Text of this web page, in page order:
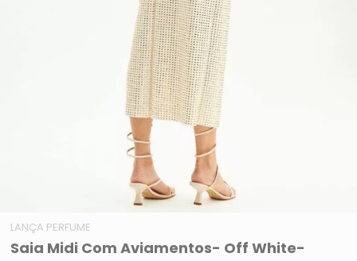
LANÇA PERFUME
Saia Midi Com Aviamentos- Off White-